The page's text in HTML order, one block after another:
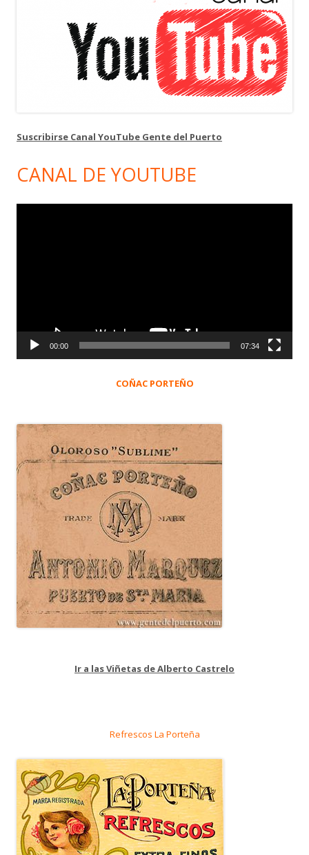
Suscribirse Canal YouTube Gente del Puerto
CANAL DE YOUTUBE
00:00 07:34
COÑAC PORTEÑO
Ir a las Viñetas de Alberto Castrelo
Refrescos La Porteña